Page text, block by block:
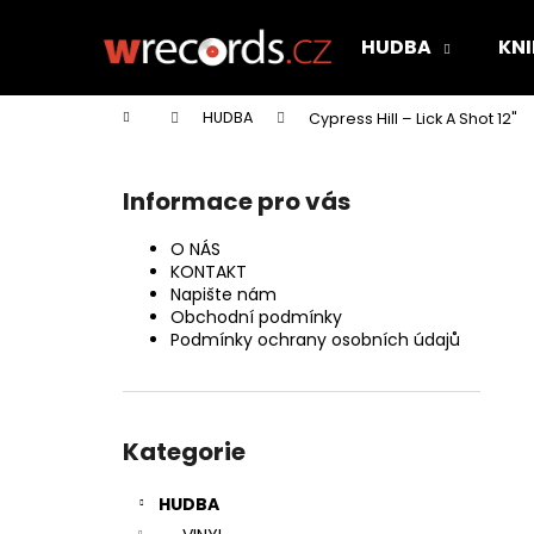
HUDBA
Domů HUDBA Cypress Hill – Lick A Shot 12"
Informace pro vás
O NÁS
KONTAKT
Napište nám
Obchodní podmínky
Podmínky ochrany osobních údajů
kategorie
Kategorie
HUDBA
í
Zpět
do
Zpět
do